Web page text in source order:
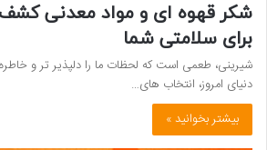
شکر قهوه ای و مواد معدنی
برای سلامتی شما
شیرینی، طعمی است که لحظات ما را دلپذیر تر و خاطره‌
دنیای امروز، انتخاب‌ های…
بیشتر بخوانید »